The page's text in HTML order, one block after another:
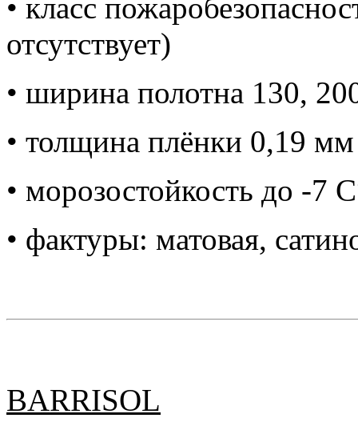
• класс
отсутствует)
• ширина полотна 130,
• толщина плёнки 0,19 мм
• морозостойкость до -7
• фактуры: матовая,
BARRISOL